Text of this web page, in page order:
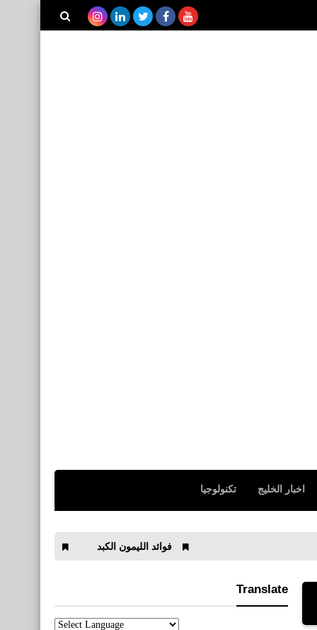
اخبار الخليج تكنولوجيا
فوائد الليمون الكبد تحميل ToTok Messenger لمكالمات الفيديو المجانية للأيفون والأندرويد أحدث أصدار
Translate